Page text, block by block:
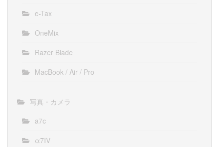
e-Tax
OneMix
Razer Blade
MacBook / Air / Pro
写真・カメラ
a7c
α7IV